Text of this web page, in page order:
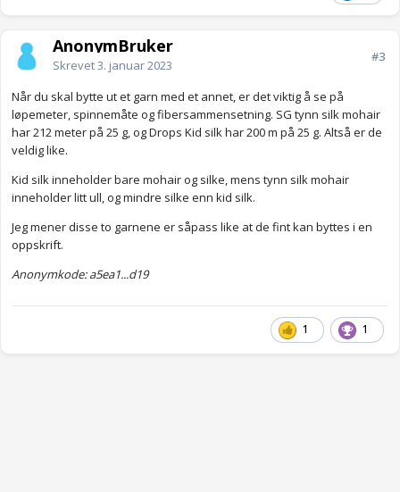
AnonymBruker
Skrevet3. januar 2023
#3
Når du skal bytte ut et garn med et annet, er det viktig å se på
løpemeter, spinnemåte og fibersammensetning. SG tynn silk mohair
har 212 meter på 25 g, og Drops Kid silk har 200 m på 25 g. Altså er de
veldig like.
Kid silk inneholder bare mohair og silke, mens tynn silk mohair
inneholder litt ull, og mindre silke enn kid silk.
Jeg mener disse to garnene er såpass like at de fint kan byttes i en
oppskrift.
Anonymkode: a5ea1...d19
1 1